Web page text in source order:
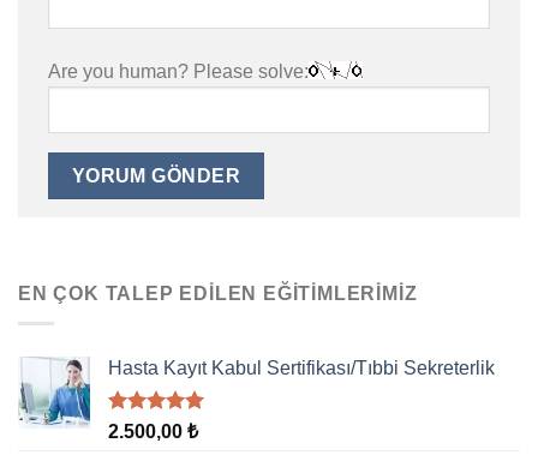
Are you human? Please solve:
EN ÇOK TALEP EDILEN EĞITIMLERIMIZ
Hasta Kayıt Kabul Sertifikası/Tıbbi Sekreterlik
5 üzerinden
2.500,00 ₺